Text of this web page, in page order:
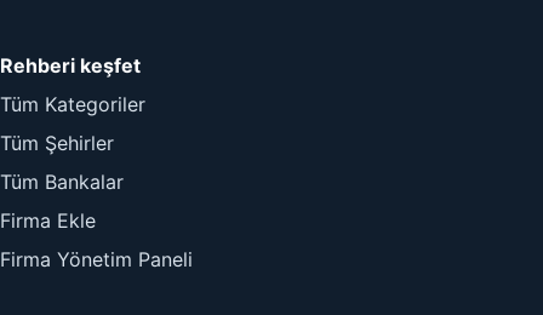
Rehberi keşfet
Tüm Kategoriler
Tüm Şehirler
Tüm Bankalar
Firma Ekle
Firma Yönetim Paneli